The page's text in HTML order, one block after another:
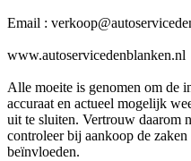
Email :
www.autoservicedenblanken.nl
Alle moeite is genomen om de
accuraat en actueel mogelijk
uit te sluiten. Vertrouw daarom
controleer bij aankoop de
beïnvloeden.